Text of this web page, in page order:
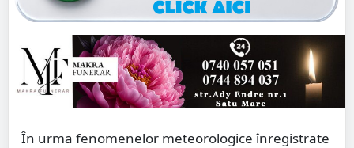
În urma fenomenelor meteorologice înregistrate